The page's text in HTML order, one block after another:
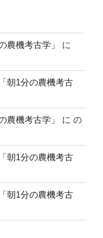
農機考古学」
に
朝1分の農機考古
農機考古学」 に の
朝1分の農機考古
朝1分の農機考古